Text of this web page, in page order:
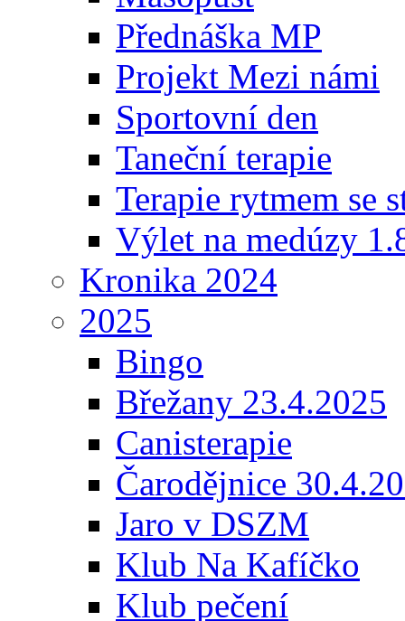
Přednáška MP
Projekt Mezi námi
Sportovní den
Taneční terapie
Terapie rytmem se
Výlet na medúzy
Kronika 2024
2025
Bingo
Břežany 23.4.2025
Canisterapie
Čarodějnice
Jaro v DSZM
Klub Na Kafíčko
Klub pečení